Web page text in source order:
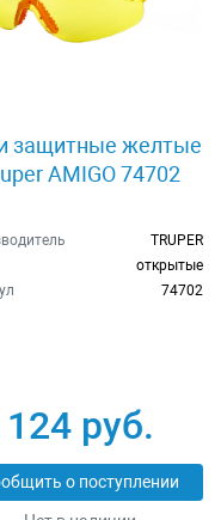
защитные желтые
AMIGO 74702
TRUPER
открытые
74702
124 руб.
о поступлении